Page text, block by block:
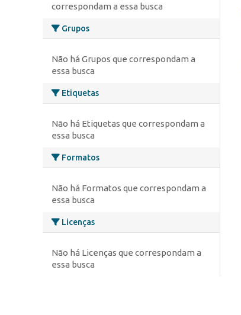
correspondam a essa busca
Grupos
Não há Grupos que correspondam a
essa busca
Etiquetas
Não há Etiquetas que correspondam a
essa busca
Formatos
Não há Formatos que correspondam a
essa busca
Licenças
Não há Licenças que correspondam a
essa busca